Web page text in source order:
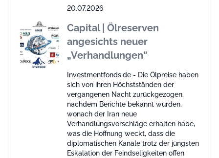
20.07.2026
Capital | Ölreserven
angesichts neuer
„Verhandlungen“
Investmentfonds.de - Die Ölpreise haben
sich von ihren Höchstständen der
vergangenen Nacht zurückgezogen,
nachdem Berichte bekannt wurden,
wonach der Iran neue
Verhandlungsvorschläge erhalten habe,
was die Hoffnung weckt, dass die
diplomatischen Kanäle trotz der jüngsten
Eskalation der Feindseligkeiten offen